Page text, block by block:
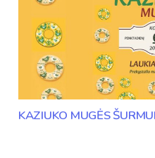
KAZIUKO MUGĖS